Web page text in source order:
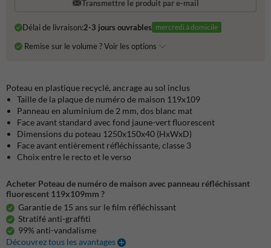
Transmettre le produit par e-mail
Délai de livraison:2-3 jours ouvrables mercredi à domicile
Remise sur le volume ? Voir les options
Poteau en plastique recyclé, ancrage au sol inclus
Taille de la plaque de numéro de maison 119x109
Panneau en aluminium de 2 mm, dos blanc mat
Face avant standard avec fond jaune-vert fluorescent
Dimensions du poteau 1250x150x40 (HxWxD)
Face avant entièrement réfléchissante, classe 3
Choix entre le recto et le verso
Acheter Poteau de numéro de maison avec panneau réfléchissant
fluorescent 119x109mm ?
Garantie de 15 ans sur le film réfléchissant
Stratifé anti-graffiti
99% anti-vandalisme
Découvrez tous les avantages